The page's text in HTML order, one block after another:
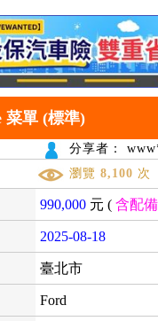
菜單 (標準)
分享者：
瀏覽 8,100 次
990,000 元 (含配備
2025-08-18
臺北市
Ford